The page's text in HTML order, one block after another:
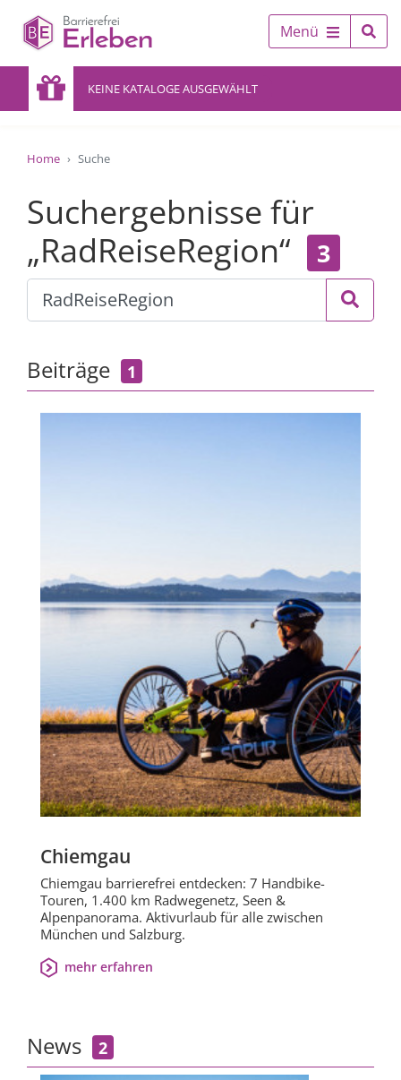
Menü
KEINE KATALOGE AUSGEWÄHLT
Home Suche
Suchergebnisse für
„RadReiseRegion“
3
Beiträge 1
Chiemgau
Chiemgau barrierefrei entdecken: 7 Handbike-
Touren, 1.400 km Radwegenetz, Seen &
Alpenpanorama. Aktivurlaub für alle zwischen
München und Salzburg.
mehr erfahren
News 2